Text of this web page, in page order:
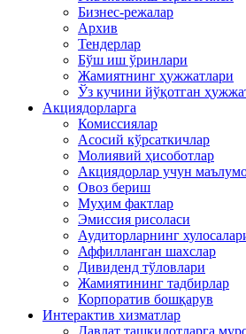
Бизнес-режалар
Архив
Тендерлар
Бўш иш ўринлари
Жамиятнинг ҳужжатлари
Ўз кучини йўқотган
Акциядорларга
Комиссиялар
Асосий кўрсаткичлар
Молиявий ҳисоботлар
Акциядорлар учун
Овоз бериш
Муҳим фактлар
Эмиссия рисоласи
Аудиторларнинг
Аффилланган шахслар
Дивиденд тўловлари
Жамиятининг тадбирлар
Корпоратив бошқарув
Интерактив хизматлар
Давлат ташкилотларга